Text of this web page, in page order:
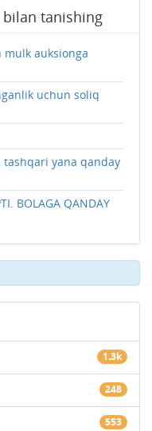
bilan tanishing
mulk auksionga
uchun soliq
yana qanday
BOLAGA QANDAY
1.3k
248
553